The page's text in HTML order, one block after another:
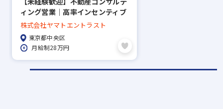
ィング営業｜高率インセンティブ
／賞与・資格手当あり◎
株式会社ヤマトエントラスト
東京都中央区
月給制28万円